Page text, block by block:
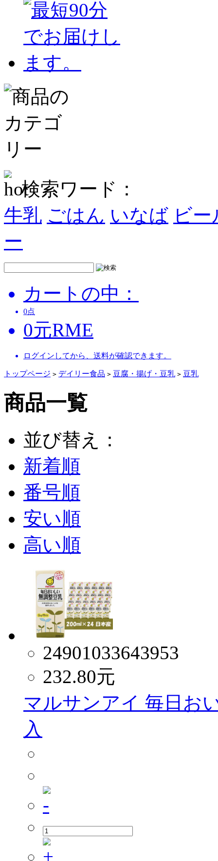
検索ワード：
牛乳 ごはん いなば ビー
ー
カートの中：
0点
0元RME
ログインしてから、送料が確認できます。
トップページ > デイリー食品 > 豆腐・揚げ・豆乳 > 豆乳
商品一覧
並び替え：
新着順
番号順
安い順
高い順
24901033643953
232.80元
マルサンアイ 毎日お
入